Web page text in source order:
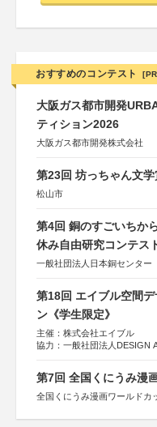
おすすめのコンテスト
大阪ガス都市開発
ティション2026
大阪ガス都市開発株式会社
第23回 坊っちゃん文
松山市
第4回 銅のすごいちか
休み自由研究コンテス
一般社団法人日本銅センター
第18回 エイブル空間
ン《学生限定》
主催：株式会社エイブル
協力：一般社団法人DESIGN
第7回 全国くにうみ漫
全国くにうみ漫画ワールドカ